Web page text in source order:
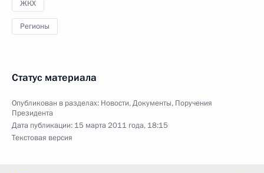
ЖКХ
Регионы
Статус материала
Опубликован в разделах: Новости,Документы, Поручения
Президента
Дата публикации: 15 марта 2011 года, 18:15
Текстовая версия